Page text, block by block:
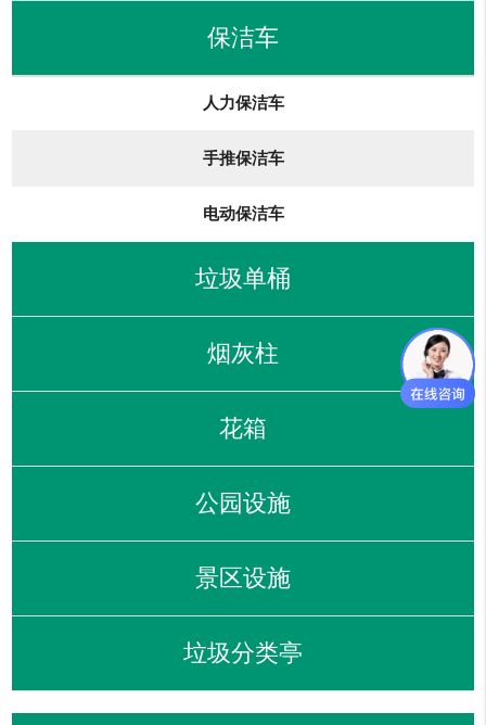
保洁车
人力保洁车
手推保洁车
电动保洁车
垃圾单桶
烟灰柱
花箱
公园设施
景区设施
垃圾分类亭